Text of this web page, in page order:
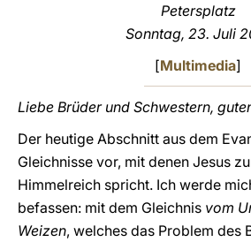
Petersplatz
Sonntag, 23. Juli
[Multimedia]
Liebe Brüder und Schwestern,
Der heutige Abschnitt aus dem
Gleichnisse vor, mit denen Jesus
Himmelreich spricht. Ich werde
befassen: mit dem Gleichnis vom
Weizen, welches das Problem des